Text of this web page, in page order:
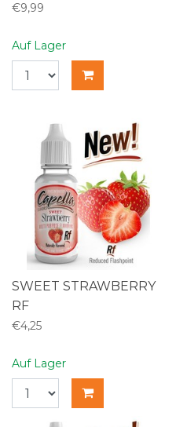
€9,99
Auf Lager
SWEET STRAWBERRY
RF
€4,25
Auf Lager